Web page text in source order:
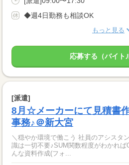
◆週4日勤務も相談OK
もっと見る
応募する（バイト
[派遣]
8月☆メーカーにて見積書
事務♪＠新大宮
＼穏やか環境で働こう 社員のアシスタ
識は一切不要♪SUM関数程度がわかれ
んな資料作成(フォ...